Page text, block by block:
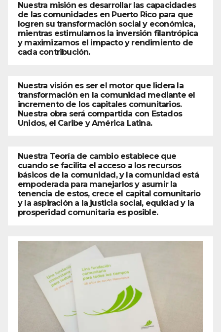
Nuestra misión es desarrollar las capacidades
de las comunidades en Puerto Rico para que
logren su transformación social y económica,
mientras estimulamos la inversión filantrópica
y maximizamos el impacto y rendimiento de
cada contribución.
Nuestra visión es ser el motor que lidera la
transformación en la comunidad mediante el
incremento de los capitales comunitarios.
Nuestra obra será compartida con Estados
Unidos, el Caribe y América Latina.
Nuestra Teoría de cambio establece que
cuando se facilita el acceso a los recursos
básicos de la comunidad, y la comunidad está
empoderada para manejarlos y asumir la
tenencia de estos, crece el capital comunitario
y la aspiración a la justicia social, equidad y la
prosperidad comunitaria es posible.